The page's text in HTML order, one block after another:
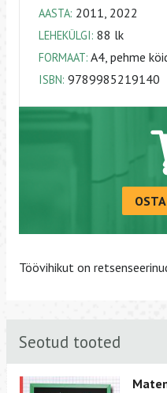
AASTA: 2011, 2022
LEHEKÜLGI: 88 lk
FORMAAT: A4, pehme
ISBN: 9789985219140
Töövihikut on
Seotud tooted